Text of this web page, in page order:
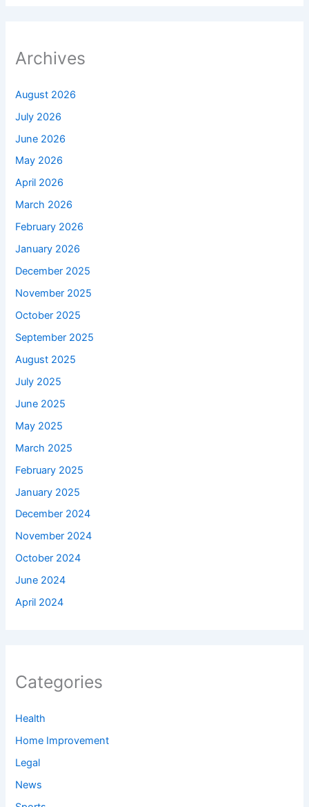
Archives
August 2026
July 2026
June 2026
May 2026
April 2026
March 2026
February 2026
January 2026
December 2025
November 2025
October 2025
September 2025
August 2025
July 2025
June 2025
May 2025
March 2025
February 2025
January 2025
December 2024
November 2024
October 2024
June 2024
April 2024
Categories
Health
Home Improvement
Legal
News